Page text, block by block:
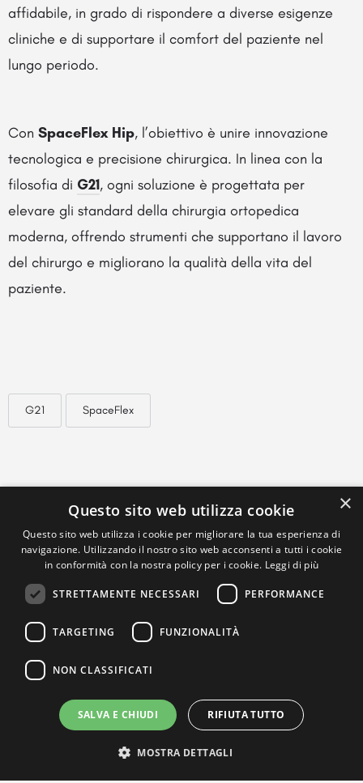
affidabile, in grado di rispondere a diverse esigenze
cliniche e di supportare il comfort del paziente nel
lungo periodo.
Con SpaceFlex Hip, l’obiettivo è unire innovazione
tecnologica e precisione chirurgica. In linea con la
filosofia di G21, ogni soluzione è progettata per
elevare gli standard della chirurgia ortopedica
moderna, offrendo strumenti che supportano il lavoro
del chirurgo e migliorano la qualità della vita del
paziente.
G21 SpaceFlex
×
Questo sito web utilizza cookie
Questo sito web utilizza i cookie per migliorare la tua esperienza di
navigazione. Utilizzando il nostro sito web acconsenti a tutti i cookie
in conformità con la nostra policy per i cookie. Leggi di più
STRETTAMENTE NECESSARI PERFORMANCE
TARGETING FUNZIONALITÀ
NON CLASSIFICATI
SALVA E CHIUDI RIFIUTA TUTTO
MOSTRA DETTAGLI